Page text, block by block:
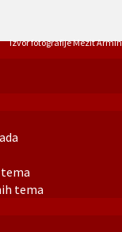
tema
Izvor fotografije Mezit Armin